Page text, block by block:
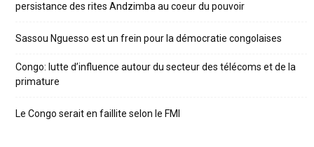
persistance des rites Andzimba au coeur du pouvoir
Sassou Nguesso est un frein pour la démocratie congolaises
Congo: lutte d’influence autour du secteur des télécoms et de la
primature
Le Congo serait en faillite selon le FMI